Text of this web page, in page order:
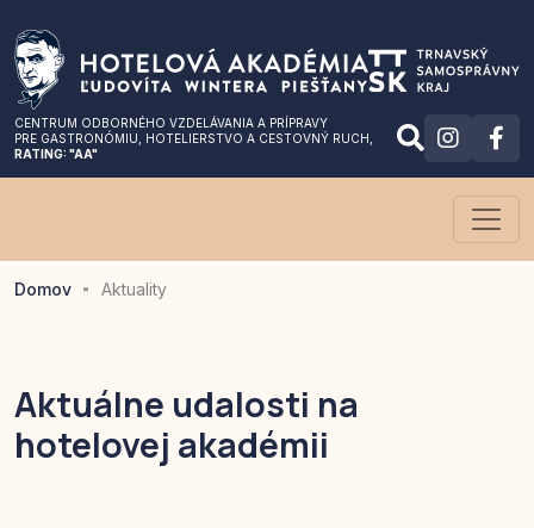
CENTRUM ODBORNÉHO VZDELÁVANIA A PRÍPRAVY
PRE GASTRONÓMIU , HOTELIERSTVO A CESTOVNÝ RUCH,
RATING: "AA"
Domov Aktuality
Aktuálne udalosti na
hotelovej akadémii